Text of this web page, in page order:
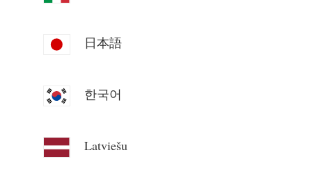
日本語
한국어
Latviešu